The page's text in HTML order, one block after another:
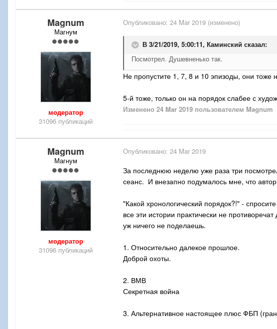
Magnum
Магнум
модератор
31096 публикаций
Опубликовано: 24 Mar 2019 (изменено)
В 3/21/2019, 5:00:11, Каминский сказал:
Посмотрел. Душевненько так.
Не пропустите 1, 7, 8 и 10 эпизоды, они
5-й тоже, только он на порядок слабее с
Изменено 24 Mar 2019 пользователем Magnum
Magnum
Магнум
модератор
31096 публикаций
Опубликовано: 24 Mar 2019
За последнюю неделю уже раза три
сеанс. И внезапно подумалось мне, что
"Какой хронологический порядок?!" -
все эти истории практически не
уж ничего не поделаешь.
1. Относительно далекое прошлое.
Доброй охоты.
2. ВМВ
Секретная война
3. Альтернативное настоящее плюс ФБП